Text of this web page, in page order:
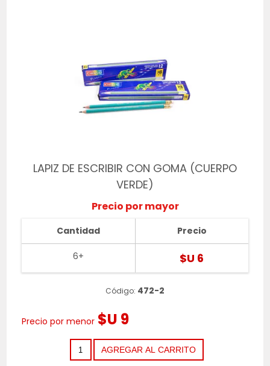
LAPIZ DE ESCRIBIR CON GOMA (CUERPO
VERDE)
Precio por mayor
Cantidad
6+
Precio
$U 6
Código: 472-2
Precio por menor $U 9